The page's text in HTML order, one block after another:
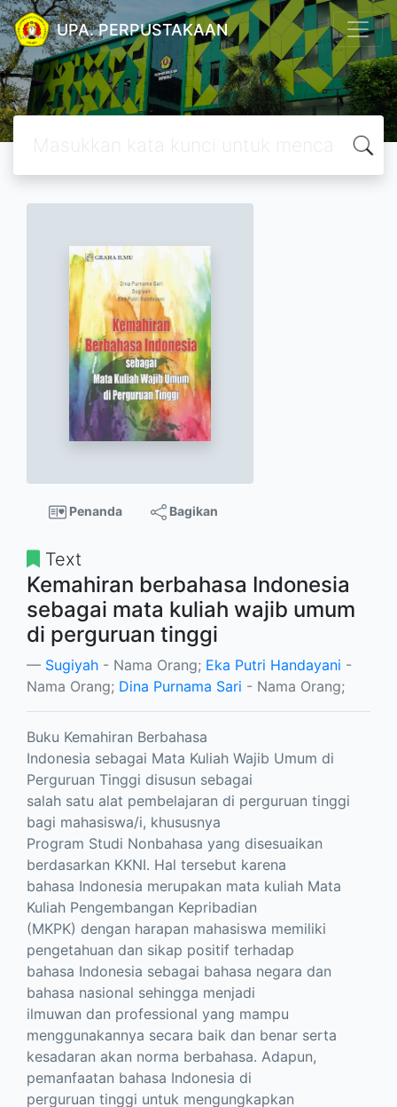
UPA. PERPUSTAKAAN
Penanda Bagikan
Text
Kemahiran berbahasa Indonesia
sebagai mata kuliah wajib umum
di perguruan tinggi
Sugiyah - Nama Orang; Eka Putri Handayani -
Nama Orang; Dina Purnama Sari - Nama Orang;
Buku Kemahiran Berbahasa
Indonesia sebagai Mata Kuliah Wajib Umum di
Perguruan Tinggi disusun sebagai
salah satu alat pembelajaran di perguruan tinggi
bagi mahasiswa/i, khususnya
Program Studi Nonbahasa yang disesuaikan
berdasarkan KKNI. Hal tersebut karena
bahasa Indonesia merupakan mata kuliah Mata
Kuliah Pengembangan Kepribadian
(MKPK) dengan harapan mahasiswa memiliki
pengetahuan dan sikap positif terhadap
bahasa Indonesia sebagai bahasa negara dan
bahasa nasional sehingga menjadi
ilmuwan dan professional yang mampu
menggunakannya secara baik dan benar serta
kesadaran akan norma berbahasa. Adapun,
pemanfaatan bahasa Indonesia di
perguruan tinggi untuk mengungkapkan